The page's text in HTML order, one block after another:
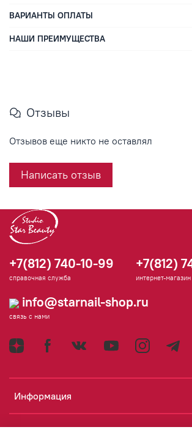
ВАРИАНТЫ ОПЛАТЫ
НАШИ ПРЕИМУЩЕСТВА
Отзывы
Отзывов еще никто не оставлял
Написать отзыв
Информация
+7(812) 740-10-99
справочная служба
+7(812)
интернет-магазин
info@starnail-shop.ru
связь с нами